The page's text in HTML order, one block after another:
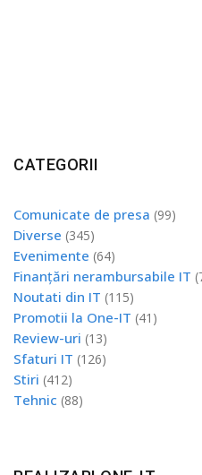
CATEGORII
Comunicate de presa (99)
Diverse (345)
Evenimente (64)
Finanțări nerambursabile IT
Noutati din IT (115)
Promotii la One-IT (41)
Review-uri (13)
Sfaturi IT (126)
Stiri (412)
Tehnic (88)